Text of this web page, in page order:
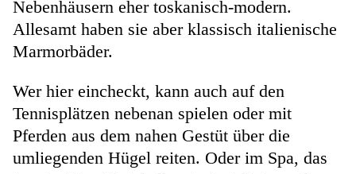
Nebenhäusern eher toskanisch-modern.
Allesamt haben sie aber klassisch italienische
Marmorbäder.
Wer hier eincheckt, kann auch auf den
Tennisplätzen nebenan spielen oder mit
Pferden aus dem nahen Gestüt über die
umliegenden Hügel reiten. Oder im Spa, das